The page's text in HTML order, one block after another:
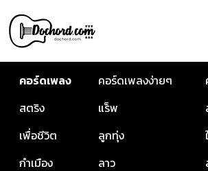
คอร์ดเพลง คอร์ดเพลงง่ายๆ
สตริง
แร็พ
เพื่อชีวิต
ลูกทุ่ง
กำเมือง
ลาว